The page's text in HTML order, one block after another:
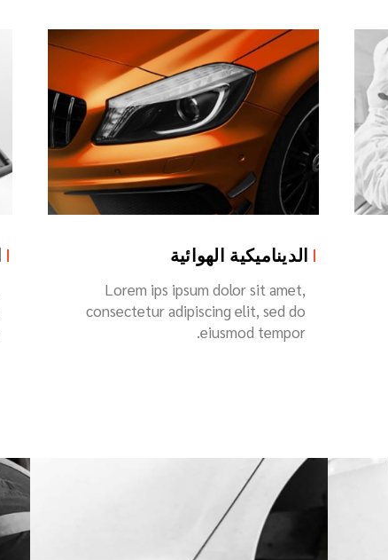
التشخيص الكهربائي
Lorem ips ipsum dolor sit amet,
consectetur adipiscing elit, sed do
eiusmod tempor.